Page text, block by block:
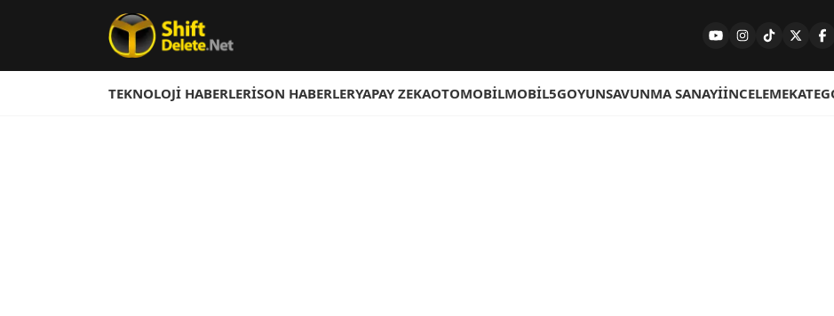
TEKNOLOJI HABERLERISON HABERLERYAPAY ZEKAOTOMOBILMOBIL5GOYUNSAVUNMA SANAYIİNCELEME